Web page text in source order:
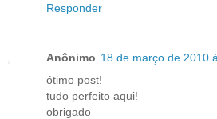
Responder
Anônimo 18 de março de 2010
ótimo post!
tudo perfeito aqui!
obrigado